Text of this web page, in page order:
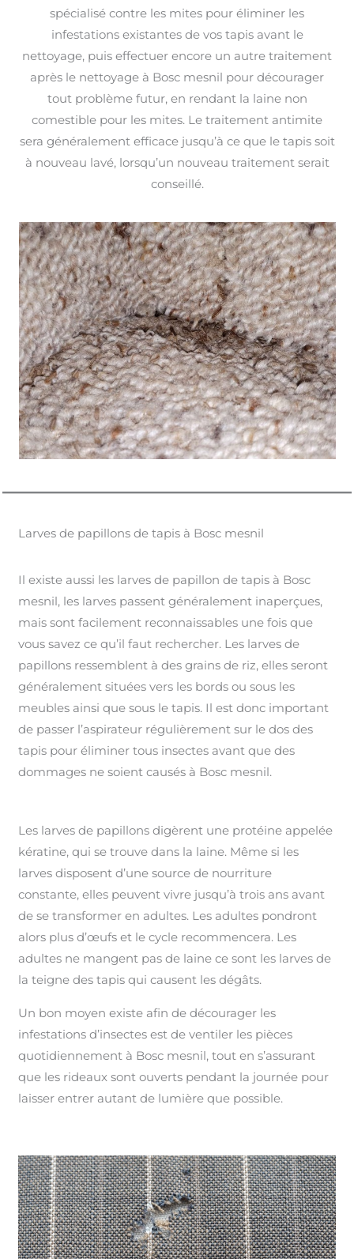
spécialisé contre les mites pour éliminer les
infestations existantes de vos tapis avant le
nettoyage, puis effectuer encore un autre traitement
après le nettoyage à Bosc mesnil pour décourager
tout problème futur, en rendant la laine non
comestible pour les mites. Le traitement antimite
sera généralement efficace jusqu’à ce que le tapis soit
à nouveau lavé, lorsqu’un nouveau traitement serait
conseillé.
Larves de papillons de tapis à Bosc mesnil
Il existe aussi les larves de papillon de tapis à Bosc
mesnil, les larves passent généralement inaperçues,
mais sont facilement reconnaissables une fois que
vous savez ce qu’il faut rechercher. Les larves de
papillons ressemblent à des grains de riz, elles seront
généralement situées vers les bords ou sous les
meubles ainsi que sous le tapis. Il est donc important
de passer l’aspirateur régulièrement sur le dos des
tapis pour éliminer tous insectes avant que des
dommages ne soient causés à Bosc mesnil.
Les larves de papillons digèrent une protéine appelée
kératine, qui se trouve dans la laine. Même si les
larves disposent d’une source de nourriture
constante, elles peuvent vivre jusqu’à trois ans avant
de se transformer en adultes. Les adultes pondront
alors plus d’œufs et le cycle recommencera. Les
adultes ne mangent pas de laine ce sont les larves de
la teigne des tapis qui causent les dégâts.
Un bon moyen existe afin de décourager les
infestations d’insectes est de ventiler les pièces
quotidiennement à Bosc mesnil, tout en s’assurant
que les rideaux sont ouverts pendant la journée pour
laisser entrer autant de lumière que possible.